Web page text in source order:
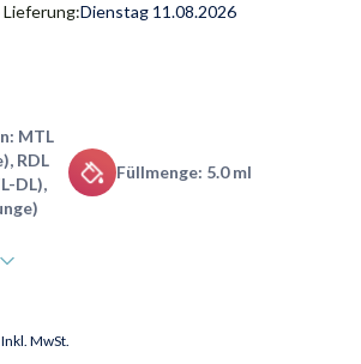
Dienstag 11.08.2026
MTL
RDL
DL),
Füllmenge: 5.0 ml
Inkl. MwSt.